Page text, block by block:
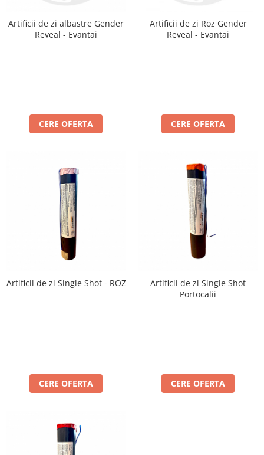
Artificii de zi albastre Gender
Reveal - Evantai
CERE OFERTA
Artificii de zi Roz Gender
Reveal - Evantai
CERE OFERTA
Artificii de zi Single Shot - ROZ
CERE OFERTA
Artificii de zi Single Shot
Portocalii
CERE OFERTA